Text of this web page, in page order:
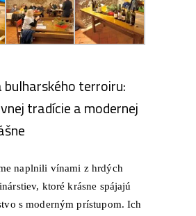
bulharského terroiru:
tradície a modernej
naplnili vínami z hrdých
ktoré krásne spájajú
s moderným prístupom. Ich